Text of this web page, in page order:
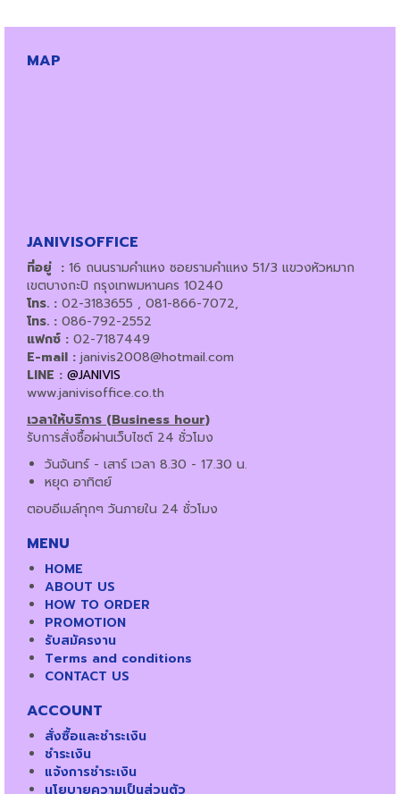
MAP
JANIVISOFFICE
ที่อยู่ : 16 ถนนรามคำแหง ซอยรามคำแหง 51/3 แขวงหัวหมาก
เขตบางกะปิ กรุงเทพมหานคร 10240
โทร. : 02-3183655 , 081-866-7072,
โทร. : 086-792-2552
แฟกซ์ : 02-7187449
E-mail : janivis2008@hotmail.com
LINE : @JANIVIS
www.janivisoffice.co.th
เวลาให้บริการ (Business hour)
รับการสั่งซื้อผ่านเว็บไซต์ 24 ชั่วโมง
วันจันทร์ - เสาร์ เวลา 8.30 - 17.30 น.
หยุด อาทิตย์
ตอบอีเมล์ทุกๆ วันภายใน 24 ชั่วโมง
MENU
HOME
ABOUT US
HOW TO ORDER
PROMOTION
รับสมัครงาน
Terms and conditions
CONTACT US
ACCOUNT
สั่งซื้อและชำระเงิน
ชำระเงิน
แจ้งการชำระเงิน
นโยบายความเป็นส่วนตัว